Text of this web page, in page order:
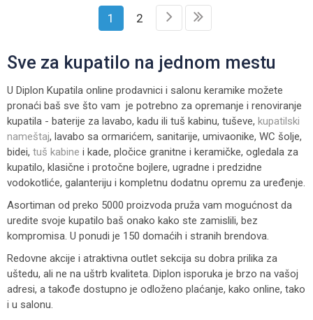
1 2
Sve za kupatilo na jednom mestu
U Diplon Kupatila online prodavnici i salonu keramike možete
pronaći baš sve što vam je potrebno za opremanje i renoviranje
kupatila - baterije za lavabo, kadu ili tuš kabinu, tuševe, kupatilski
nameštaj, lavabo sa ormarićem, sanitarije, umivaonike, WC šolje,
bidei, tuš kabine i kade, pločice granitne i keramičke, ogledala za
kupatilo, klasične i protočne bojlere, ugradne i predzidne
vodokotliće, galanteriju i kompletnu dodatnu opremu za uređenje.
Asortiman od preko 5000 proizvoda pruža vam mogućnost da
uredite svoje kupatilo baš onako kako ste zamislili, bez
kompromisa. U ponudi je 150 domaćih i stranih brendova.
Redovne akcije i atraktivna outlet sekcija su dobra prilika za
uštedu, ali ne na uštrb kvaliteta. Diplon isporuka je brzo na vašoj
adresi, a takođe dostupno je odloženo plaćanje, kako online, tako
i u salonu.